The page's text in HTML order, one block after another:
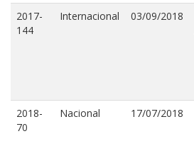
2017-
144
Internacional 03/09/2018
2018-
70
Nacional 17/07/2018